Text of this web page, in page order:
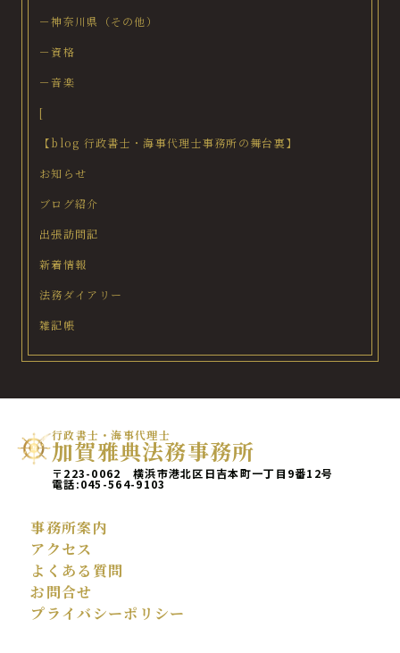
－神奈川県（その他）
－資格
－音楽
[
【blog 行政書士・海事代理士事務所の舞台裏】
お知らせ
ブログ紹介
出張訪問記
新着情報
法務ダイアリー
雑記帳
行政書士・海事代理士
加賀雅典法務事務所
〒223-0062 横浜市港北区日吉本町一丁目9番12号
電話:045-564-9103
事務所案内
アクセス
よくある質問
お問合せ
プライバシーポリシー